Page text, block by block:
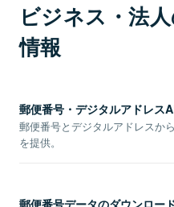
ビジネス・法
情報
郵便番号・デジタルアドレス
郵便番号とデジタルアドレスか
を提供。